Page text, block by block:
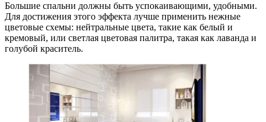
Большие спальни должны быть успокаивающими, удобными.
Для достижения этого эффекта лучше применить нежные
цветовые схемы: нейтральные цвета, такие как белый и
кремовый, или светлая цветовая палитра, такая как лаванда и
голубой краситель.